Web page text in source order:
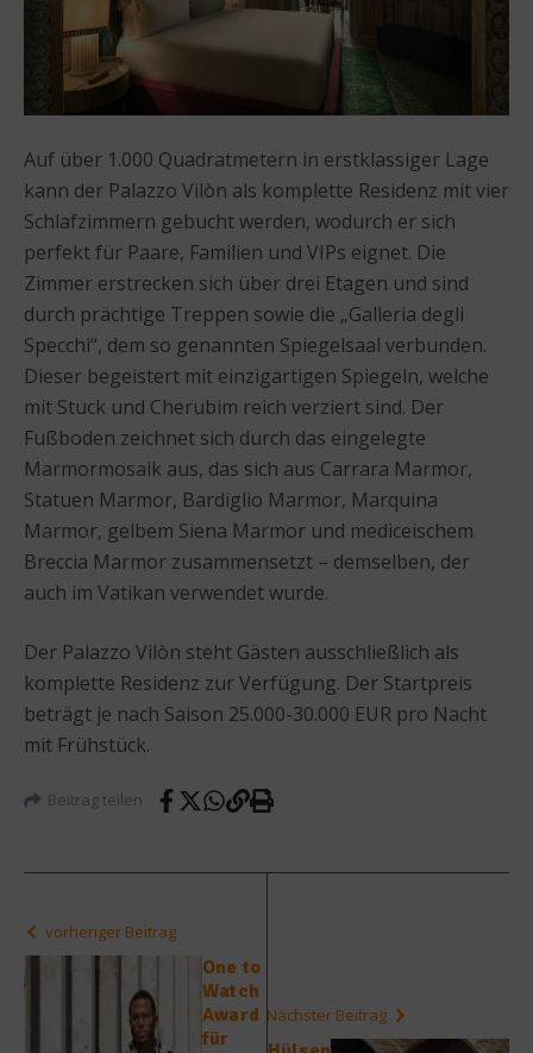
Auf über 1.000 Quadratmetern in erstklassiger Lage
kann der Palazzo Vilòn als komplette Residenz mit vier
Schlafzimmern gebucht werden, wodurch er sich
perfekt für Paare, Familien und VIPs eignet. Die
Zimmer erstrecken sich über drei Etagen und sind
durch prächtige Treppen sowie die „Galleria degli
Specchi“, dem so genannten Spiegelsaal verbunden.
Dieser begeistert mit einzigartigen Spiegeln, welche
mit Stuck und Cherubim reich verziert sind. Der
Fußboden zeichnet sich durch das eingelegte
Marmormosaik aus, das sich aus Carrara Marmor,
Statuen Marmor, Bardiglio Marmor, Marquina
Marmor, gelbem Siena Marmor und mediceischem
Breccia Marmor zusammensetzt – demselben, der
auch im Vatikan verwendet wurde.
Der Palazzo Vilòn steht Gästen ausschließlich als
komplette Residenz zur Verfügung. Der Startpreis
beträgt je nach Saison 25.000-30.000 EUR pro Nacht
mit Frühstück.
Beitrag teilen
vorheriger Beitrag
One to
Watch
Award
für
Nächster Beitrag